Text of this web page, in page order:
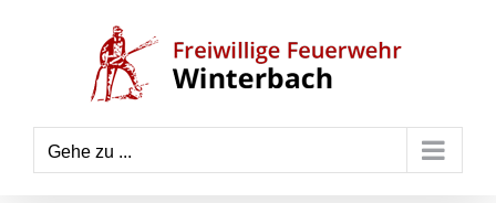
Gehe zu ...